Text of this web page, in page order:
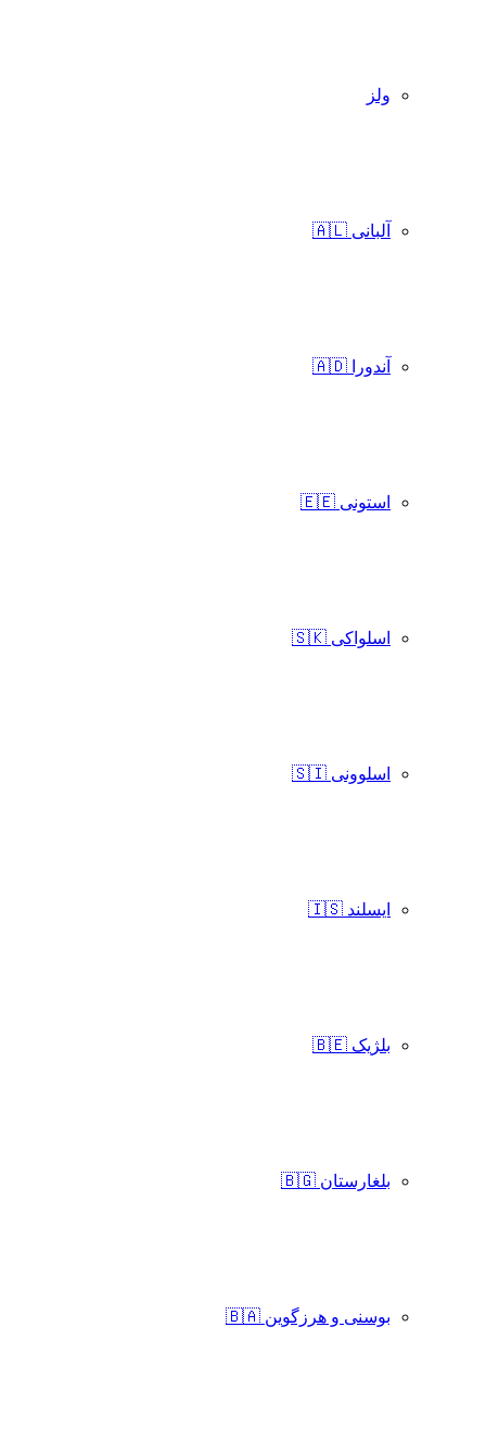
ولز
آلبانی 🇦🇱
آندورا 🇦🇩
استونی 🇪🇪
اسلواکی 🇸🇰
اسلوونی 🇸🇮
ایسلند 🇮🇸
بلژیک 🇧🇪
بلغارستان 🇧🇬
بوسنی و هرزگوین 🇧🇦